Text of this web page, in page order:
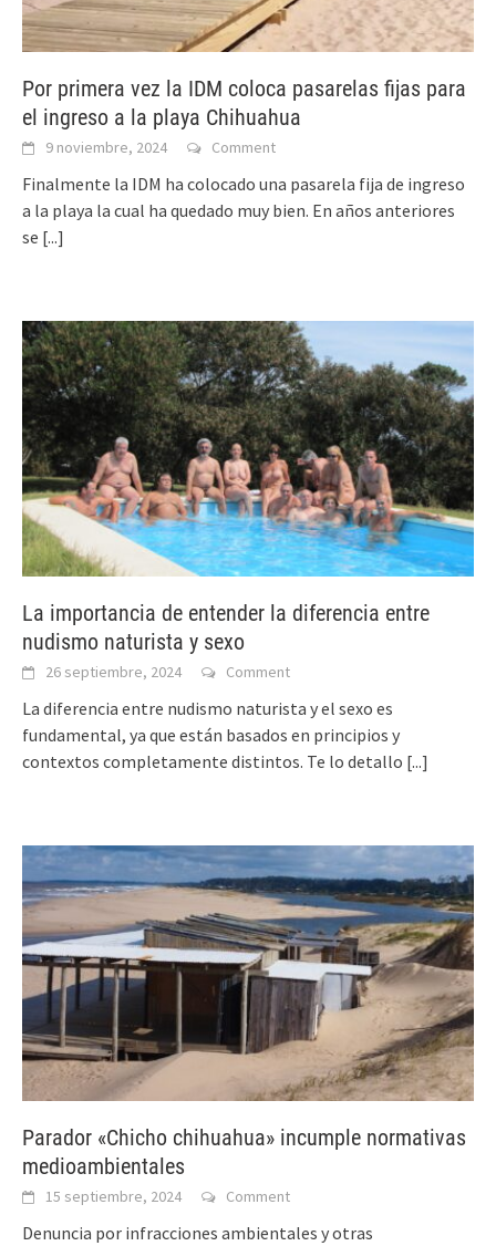
Por primera vez la IDM coloca pasarelas fijas para
el ingreso a la playa Chihuahua
9 noviembre, 2024 Comment
Finalmente la IDM ha colocado una pasarela fija de ingreso
a la playa la cual ha quedado muy bien. En años anteriores
se [...]
La importancia de entender la diferencia entre
nudismo naturista y sexo
26 septiembre, 2024 Comment
La diferencia entre nudismo naturista y el sexo es
fundamental, ya que están basados en principios y
contextos completamente distintos. Te lo detallo [...]
Parador «Chicho chihuahua» incumple normativas
medioambientales
15 septiembre, 2024 Comment
Denuncia por infracciones ambientales y otras